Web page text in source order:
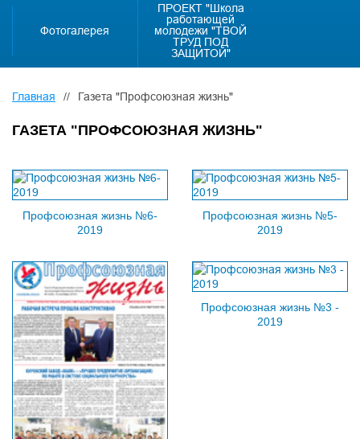
Фотогалерея
ПРОЕКТ "Школа
работающей
молодежи "ТВОЙ
ТРУД ПОД
ЗАЩИТОЙ"
Главная // Газета "Профсоюзная жизнь"
ГАЗЕТА "ПРОФСОЮЗНАЯ ЖИЗНЬ"
Профсоюзная жизнь №6-
2019
Профсоюзная жизнь №5-
2019
Профсоюзная жизнь №3 -
2019